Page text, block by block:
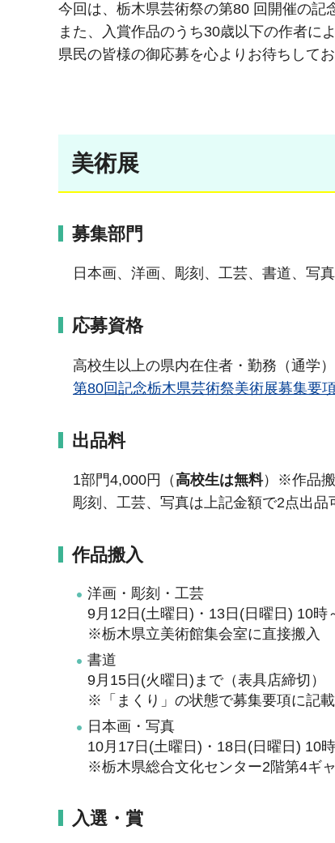
今回は、栃木県芸術祭の第80 回開催の記
また、入賞作品のうち30歳以下の作者に
県民の皆様の御応募を心よりお待ちしてお
美術展
募集部門
日本画、洋画、彫刻、工芸、書道、写真
応募資格
高校生以上の県内在住者・勤務（通学
第80回記念栃木県芸術祭美術展募集要
出品料
1部門4,000円（高校生は無料）※作品搬
彫刻、工芸、写真は上記金額で2点出品
作品搬入
洋画・彫刻・工芸
9月12日(土曜日)・13日(日曜日) 10時
※栃木県立美術館集会室に直接搬入
書道
9月15日(火曜日)まで（表具店締切）
※「まくり」の状態で募集要項に記
日本画・写真
10月17日(土曜日)・18日(日曜日) 10
※栃木県総合文化センター2階第4ギ
入選・賞